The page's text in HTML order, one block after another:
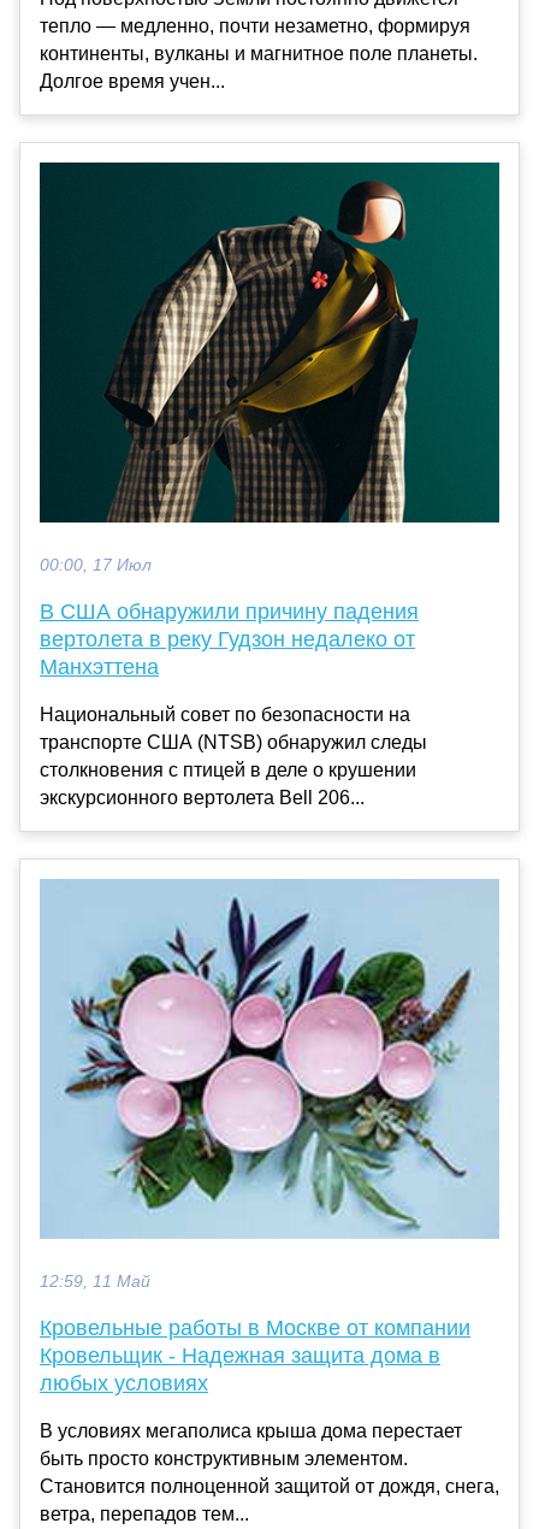
тепло — медленно, почти незаметно, формируя
континенты, вулканы и магнитное поле планеты.
Долгое время учен...
00:00, 17 Июл
В США обнаружили причину падения
вертолета в реку Гудзон недалеко от
Манхэттена
Национальный совет по безопасности на
транспорте США (NTSB) обнаружил следы
столкновения с птицей в деле о крушении
экскурсионного вертолета Bell 206...
12:59, 11 Май
Кровельные работы в Москве от компании
Кровельщик - Надежная защита дома в
любых условиях
В условиях мегаполиса крыша дома перестает
быть просто конструктивным элементом.
Становится полноценной защитой от дождя, снега,
ветра, перепадов тем...